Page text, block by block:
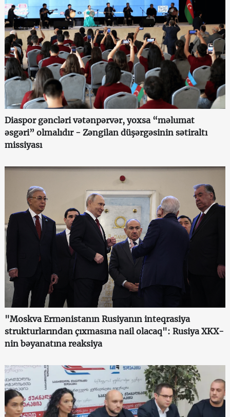
Diaspor gəncləri vətənpərvər, yoxsa “məlumat
əsgəri” olmalıdır - Zəngilan düşərgəsinin sətiraltı
missiyası
"Moskva Ermənistanın Rusiyanın inteqrasiya
strukturlarından çıxmasına nail olacaq": Rusiya XKX-
nin bəyanatına reaksiya